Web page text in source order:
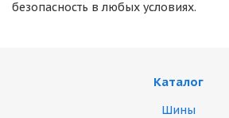
безопасность в любых условиях.
Каталог
Шины